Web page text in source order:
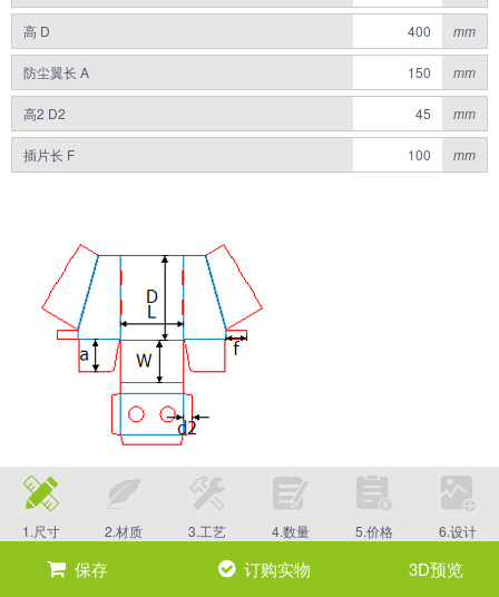
高 D mm
防尘翼长 A mm
高2 D2 mm
插片长 F mm
1.尺寸 2.材质 3.工艺 4.数量 5.价格 6.设计
保存 订购实物 3D预览